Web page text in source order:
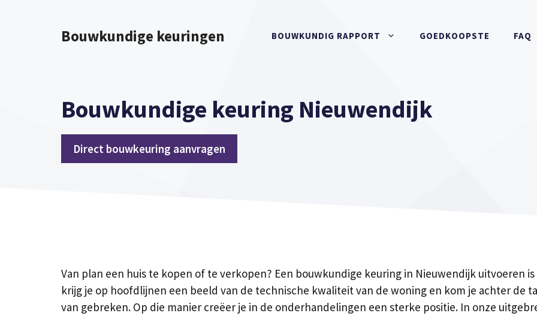
Bouwkundige keuringen BOUWKUNDIG RAPPORT GOEDKOOPSTE FAQ
Bouwkundige keuring Nieuwendijk
Direct bouwkeuring aanvragen
Van plan een huis te kopen of te verkopen? Een bouwkundige keuring in Nieuwendijk uitvoeren
krijg je op hoofdlijnen een beeld van de technische kwaliteit van de woning en kom je achter de
van gebreken. Op die manier creëer je in de onderhandelingen een sterke positie. In onze